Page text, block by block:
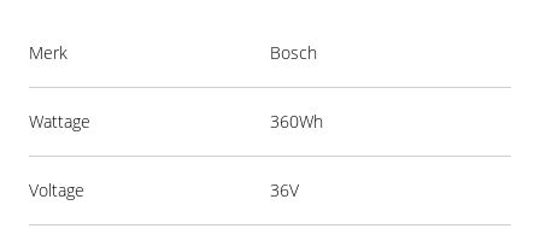
Merk Bosch
Wattage 360Wh
Voltage 36V